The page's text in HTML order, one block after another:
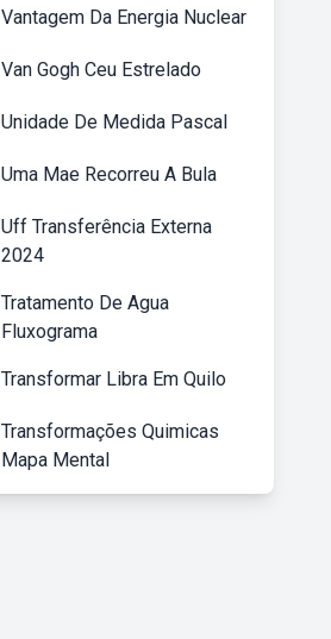
Vantagem Da Energia Nuclear
Van Gogh Ceu Estrelado
Unidade De Medida Pascal
Uma Mae Recorreu A Bula
Uff Transferência Externa
2024
Tratamento De Agua
Fluxograma
Transformar Libra Em Quilo
Transformações Quimicas
Mapa Mental